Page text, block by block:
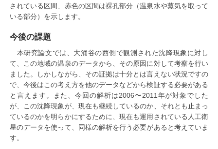
されている区間、赤色の区間は裸孔部分（温泉水や蒸気を取って
いる部分）を示します。
今後の課題
本研究論文では、大涌谷の西側で観測された沈降現象に対し
て、この地域の温泉のデータから、その原因に対して考察を行い
ました。しかしながら、その証拠は十分とは言えない状況ですの
で、今後はこの考え方を他のデータなどから検証する必要がある
と言えます。また、今回の解析は2006〜2011年が対象でした
が、この沈降現象が、現在も継続しているのか、それとも止まっ
ているのかを明らかにするために、現在も運用されている人工衛
星のデータを使って、同様の解析を行う必要があると考えていま
す。